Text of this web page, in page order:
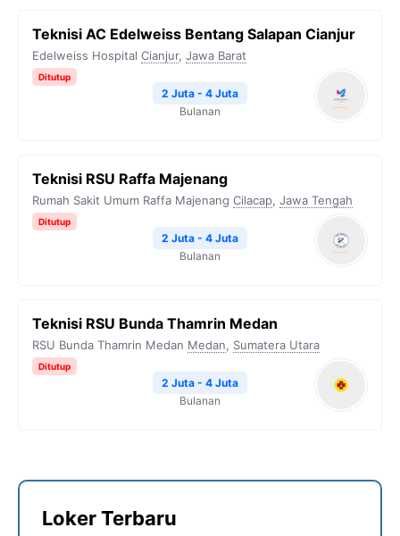
Teknisi AC Edelweiss Bentang Salapan Cianjur
Edelweiss Hospital Cianjur, Jawa Barat
Ditutup
2 Juta - 4 Juta
Bulanan
Teknisi RSU Raffa Majenang
Rumah Sakit Umum Raffa Majenang Cilacap, Jawa Tengah
Ditutup
2 Juta - 4 Juta
Bulanan
Teknisi RSU Bunda Thamrin Medan
RSU Bunda Thamrin Medan Medan, Sumatera Utara
Ditutup
2 Juta - 4 Juta
Bulanan
Loker Terbaru